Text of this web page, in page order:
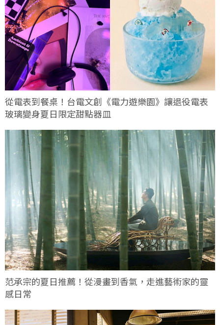
從電表到餐桌！台電文創《電力遊樂園》讓退役電表
玻璃變身夏日限定甜點器皿
范承宗的夏日推薦！從漫畫到香氣，走進藝術家的靈
感日常